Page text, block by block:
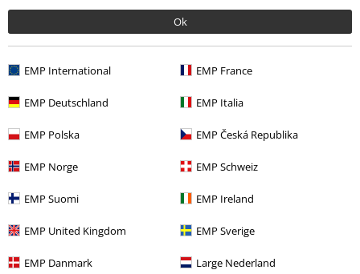
Ok
EMP International EMP France
EMP Deutschland EMP Italia
EMP Polska EMP Česká Republika
EMP Norge EMP Schweiz
EMP Suomi EMP Ireland
EMP United Kingdom EMP Sverige
EMP Danmark Large Nederland
Hosen, Feine Sahne Fischfilet, Broilers, Böhse Onkelz, buoni regalo e
articoli che prevedono una donazione nel prezzo sono esclusi dalla
promo.
Il nostro servizio clienti è qui per te
Il servizio clienti è attivo dalle Lunedì alle 08:30 (Lun - Ven, esclusi
festivi).Informazioni ulteriori
Inizia la chat